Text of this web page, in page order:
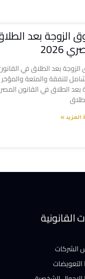
الزوجة بعد
2026
للنفقة والمتعة
بعد الطلاق في القانون
المزيد »
القانونية
الشركات
التعويضات